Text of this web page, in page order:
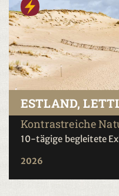
ESTLAND,
Kontrastreiche
10-tägige begleitete
2026